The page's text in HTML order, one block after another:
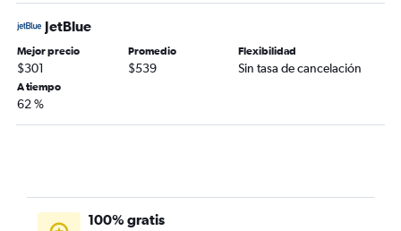
JetBlue
Mejor precio
$301
Promedio
$539
Flexibilidad
Sin tasa de cancelación
A tiempo
62 %
100% gratis